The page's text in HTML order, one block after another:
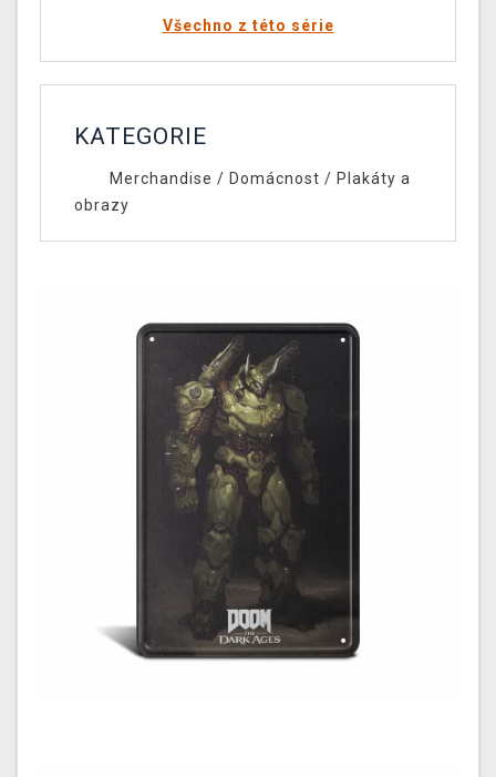
Všechno z této série
KATEGORIE
Merchandise / Domácnost / Plakáty a
obrazy